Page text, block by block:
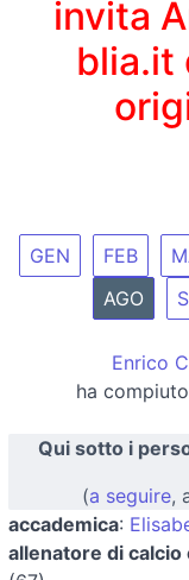
invita
blia.it
GEN FEB
AGO
Enrico
ha compiuto
Qui sotto i
(a seguire,
accademica:
allenatore di